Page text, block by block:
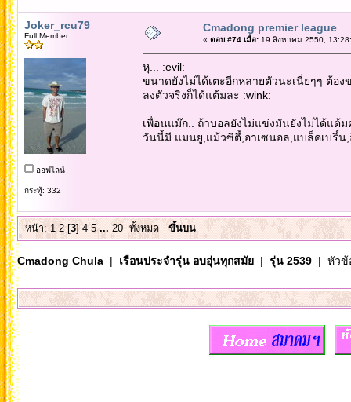
Joker_rcu79
Full Member
ออฟไลน์
กระทู้: 332
Cmadong premier league
« ตอบ #74 เมื่อ:19 สิงหาคม 2550,
หุ... :evil:
ขนาดยังไม่ได้เตะอีกหลายตัวนะเนี่ยๆๆ ต้อ
ลงตัวจริงก็ได้แต้มละ :wink:
เพื่อนแม๊ก.. ถ้าบอลยังไม่แข่งมันยังไม่ได้แต้ม
วันนี้มี แมนยู,แม้วซิตี้,อาเซนอล,แบล็คเบริ์น,
หน้า:1 2[3]4 5 ...20 ทั้งหมด ขึ้นบน
Cmadong Chula| เรือนประจำรุ่น อบอุ่นทุกสมัย| รุ่น 2539| หัวข้